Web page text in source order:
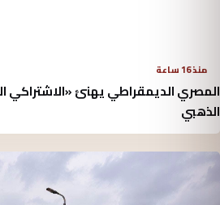
منذ 16 ساعة
المصري الديمقراطي يهنئ «الاشتراكي
الذهبي